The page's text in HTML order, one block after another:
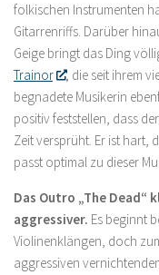
folkischen Instrumenten
Gitarrenriffs. Darüber
Geige bringt das Ding
Trainor
, die seit ihrem
begnadete Musikerin
positiv feststellen, dass
Zeit versprüht. Er ist hart,
passt optimal zu dieser
Das Outro „The
aggressiver. Es beginnt
Violinenklängen, doch
aggressiven